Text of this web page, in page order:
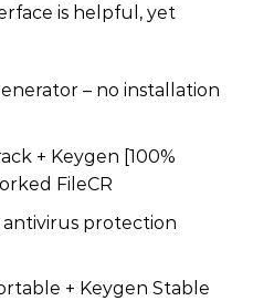
is helpful, yet
– no installation
+ Keygen [100%
FileCR
protection
+ Keygen Stable